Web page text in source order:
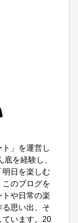
」を運営し
を経験し、
日を楽しむ
のブログを
や日常の楽
る思い出、そ
ています。20